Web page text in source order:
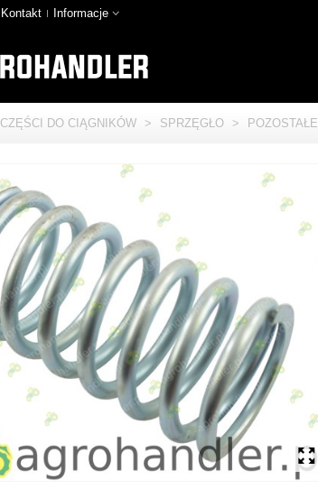
Kontakt Informacje
CZĘŚCI DO CIĄGNIKÓW > SPRZĘGŁO > POZOSTAŁE